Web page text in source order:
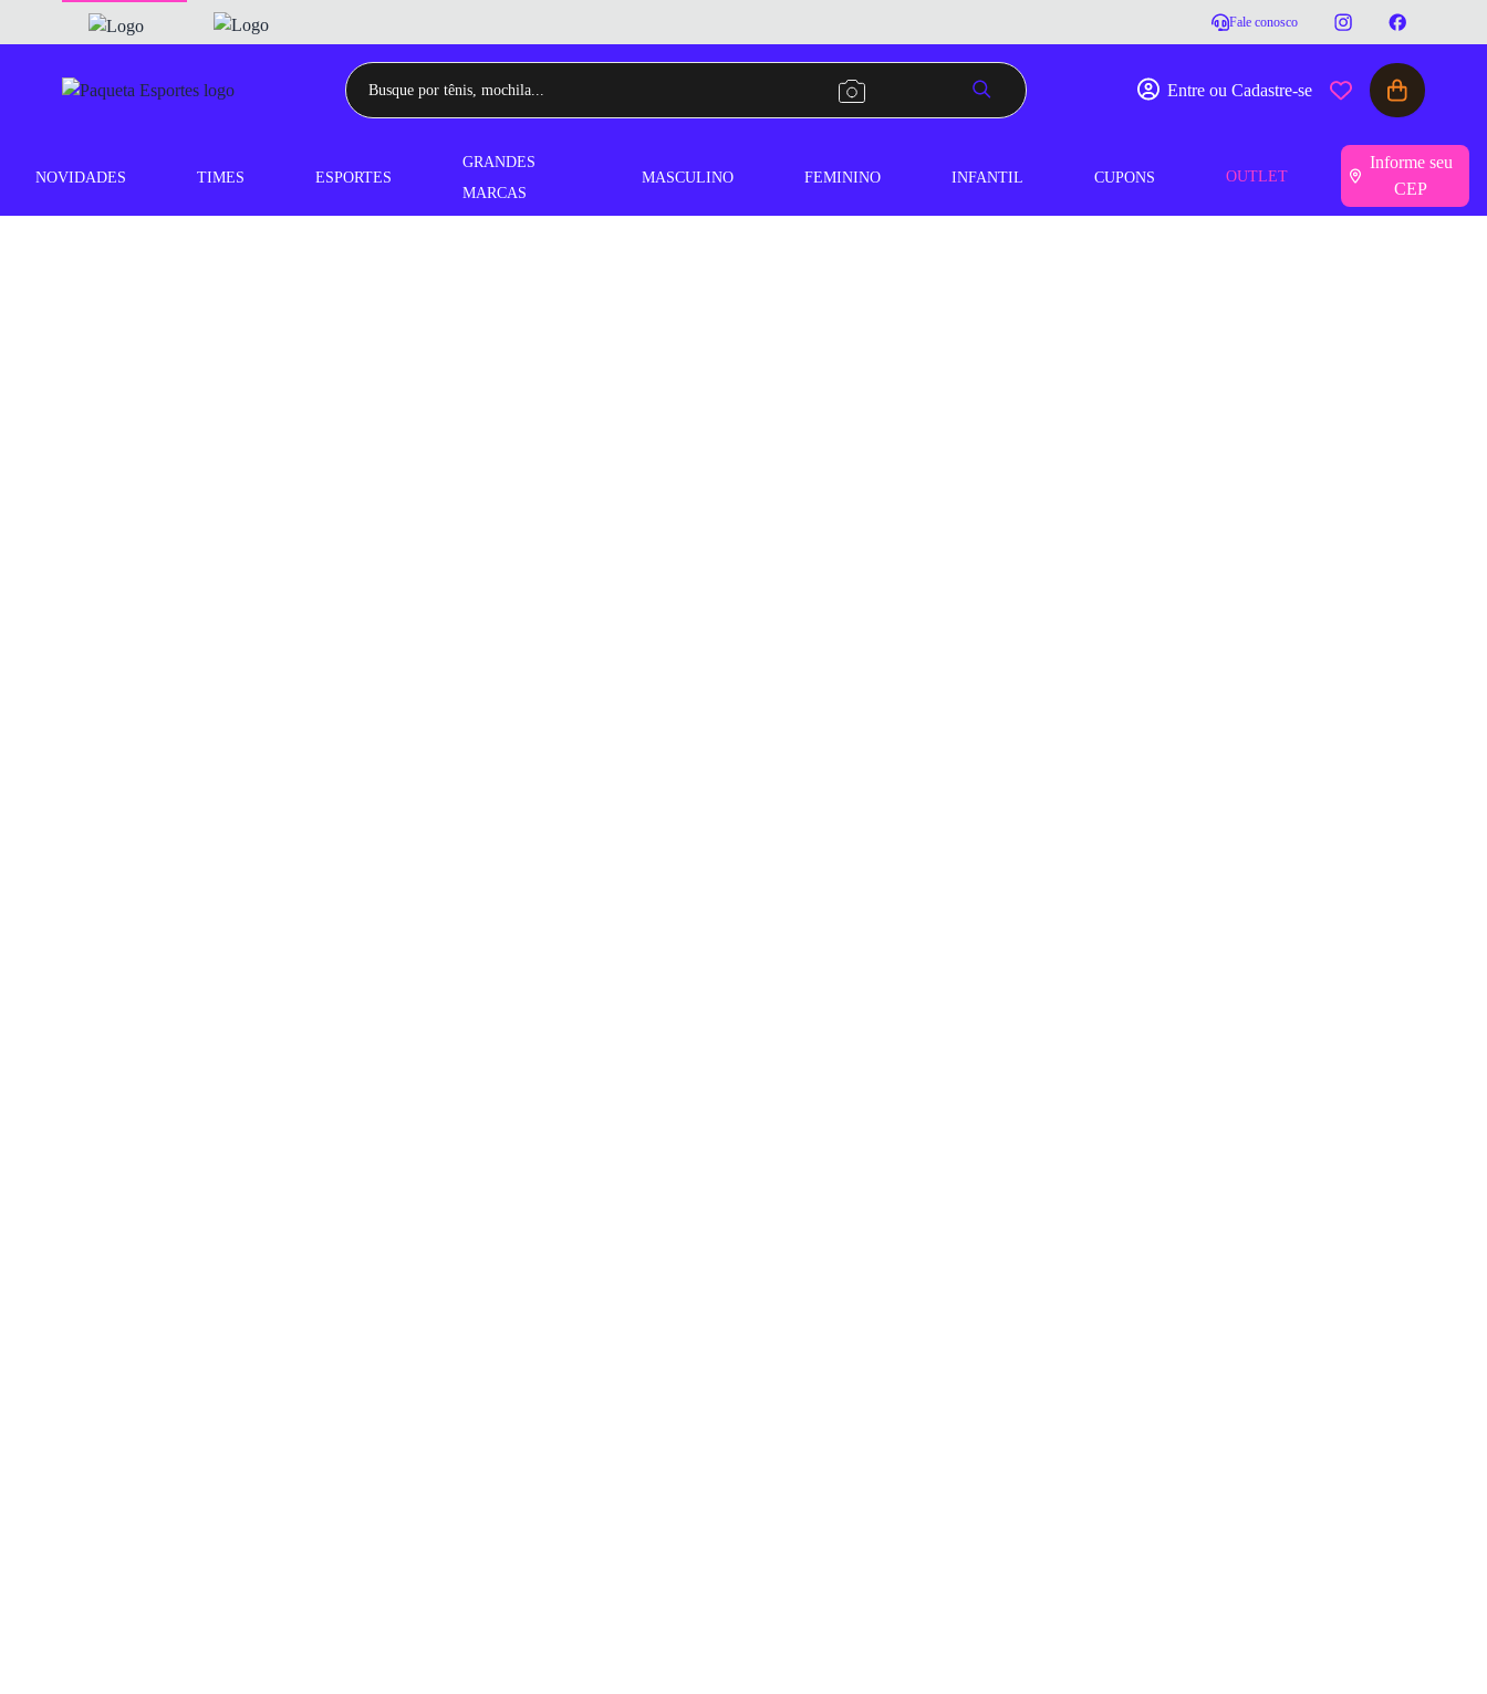
Fale conosco
Entre ou Cadastre-se
NOVIDADES TIMES ESPORTES
GRANDES
MARCAS
MASCULINO FEMININO INFANTIL CUPONS OUTLET
Informe seu
CEP